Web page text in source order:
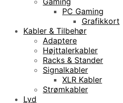
PC Gaming
Grafikkort
Kabler & Tilbehør
Adaptere
Højttalerkabler
Racks & Stander
Signalkabler
XLR Kabler
Strømkabler
Lyd